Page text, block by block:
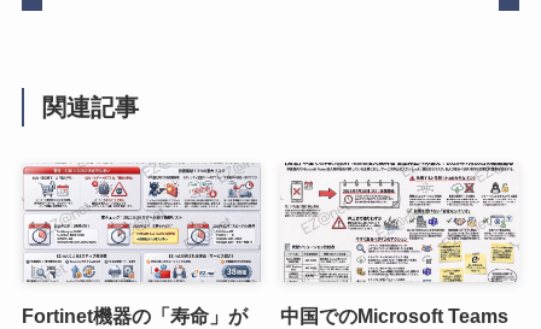
関連記事
Fortinet機器の「寿命」が
中国でのMicrosoft Teams